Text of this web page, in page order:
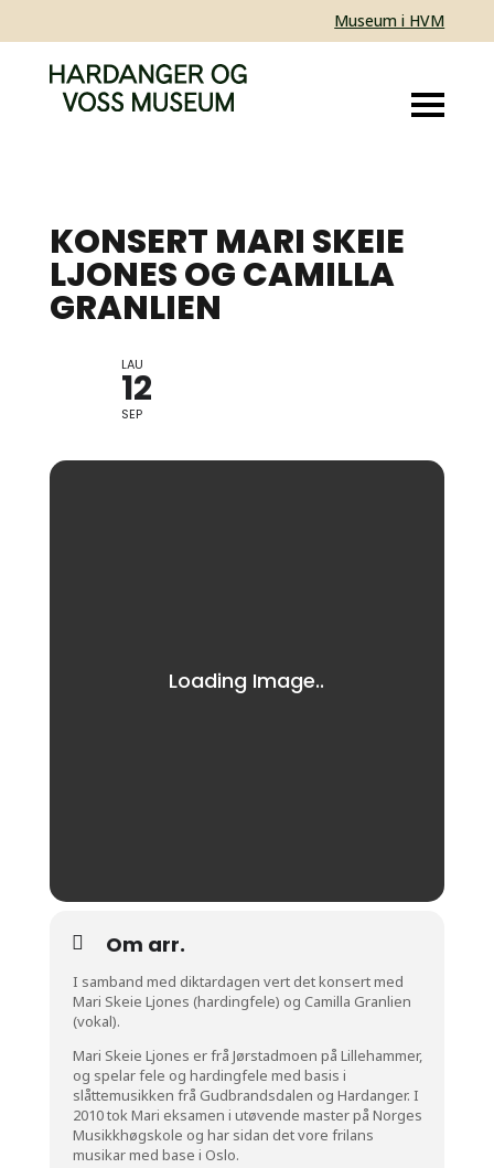
Museum i HVM
KONSERT MARI SKEIE
LJONES OG CAMILLA
GRANLIEN
LAU
12
SEP
Om arr.
I samband med diktardagen vert det konsert med
Mari Skeie Ljones (hardingfele) og Camilla Granlien
(vokal).
Mari Skeie Ljones er frå Jørstadmoen på Lillehammer,
og spelar fele og hardingfele med basis i
slåttemusikken frå Gudbrandsdalen og Hardanger. I
2010 tok Mari eksamen i utøvende master på Norges
Musikkhøgskole og har sidan det vore frilans
musikar med base i Oslo.